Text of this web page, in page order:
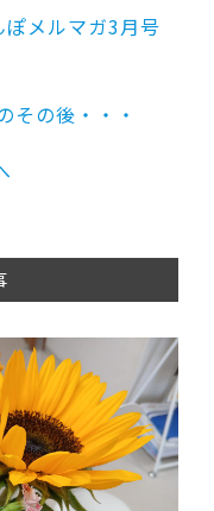
メルマガ3月号
その後・・・